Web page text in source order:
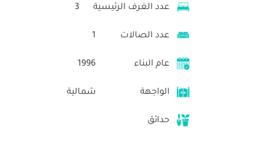
عدد الغرف الرئيسية 3
عدد الصالات 1
عام البناء 1996
الواجهة شمالية
حدائق